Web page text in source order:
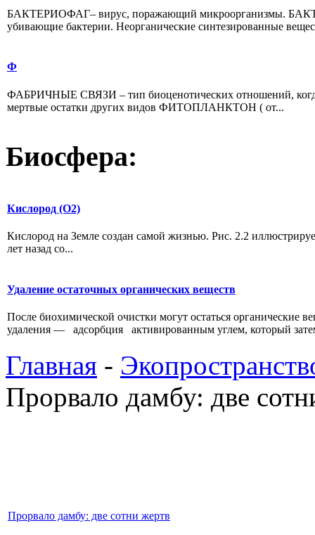
БАКТЕРИОФАГ– вирус, поражающий микроорганизмы.
убивающие бактерии. Неорганические синтезированные
Ф
ФАБРИЧНЫЕ СВЯЗИ – тип биоценотических отношений,
мертвые остатки других видов ФИТОПЛАНКТОН ( от...
Биосфера:
Кислород (О2)
Кислород на Земле создан самой жизнью. Рис. 2.2
лет назад со...
Удаление остаточных органических веществ
После биохимической очистки могут остаться органические
удаления — адсорбция активированным углем, который
Главная -
Прорвало дамбу: две
Прорвало дамбу: две сотни жертв